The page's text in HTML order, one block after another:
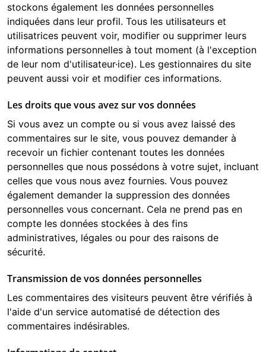
stockons également les données personnelles
indiquées dans leur profil. Tous les utilisateurs et
utilisatrices peuvent voir, modifier ou supprimer leurs
informations personnelles à tout moment (à l'exception
de leur nom d'utilisateur·ice). Les gestionnaires du site
peuvent aussi voir et modifier ces informations.
Les droits que vous avez sur vos données
Si vous avez un compte ou si vous avez laissé des
commentaires sur le site, vous pouvez demander à
recevoir un fichier contenant toutes les données
personnelles que nous possédons à votre sujet, incluant
celles que vous nous avez fournies. Vous pouvez
également demander la suppression des données
personnelles vous concernant. Cela ne prend pas en
compte les données stockées à des fins
administratives, légales ou pour des raisons de
sécurité.
Transmission de vos données personnelles
Les commentaires des visiteurs peuvent être vérifiés à
l'aide d'un service automatisé de détection des
commentaires indésirables.